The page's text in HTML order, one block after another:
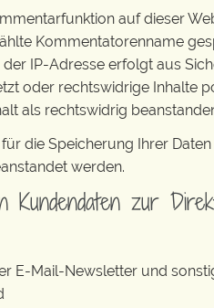
auf dieser
Kommentatorenname
der IP-Adresse erfolgt aus
oder rechtswidrige Inhalte
als rechtswidrig
die Speicherung Ihrer
werden.
Kundendaten zur
E-Mail-Newsletter und